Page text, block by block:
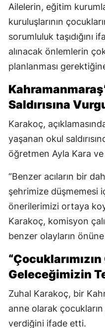
Ailelerin, eğitim
kuruluşlarının
sorumluluk taşıdığını
alınacak önlemlerin
planlanması
Saldırısına
Karakoç,
yaşanan okul
öğretmen Ayla Kara
“Benzer acıların bir
şehrimize düşmemesi
önerilerimizi ortaya
Karakoç, komisyon
benzer olayların
Geleceğimizin
Zuhal Karakoç, bir
anne olarak
verdiğini ifade etti.